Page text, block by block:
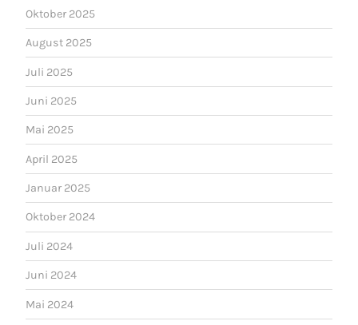
Oktober 2025
August 2025
Juli 2025
Juni 2025
Mai 2025
April 2025
Januar 2025
Oktober 2024
Juli 2024
Juni 2024
Mai 2024